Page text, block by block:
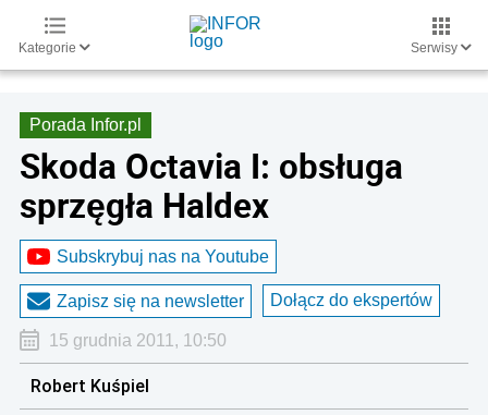
Kategorie Serwisy
Porada Infor.pl
Skoda Octavia I: obsługa
sprzęgła Haldex
Subskrybuj nas na Youtube
Zapisz się na newsletter Dołącz do ekspertów
15 grudnia 2011, 10:50
Robert Kuśpiel